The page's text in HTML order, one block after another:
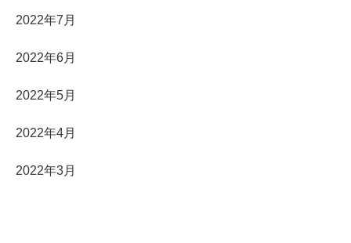
2022年7月
2022年6月
2022年5月
2022年4月
2022年3月